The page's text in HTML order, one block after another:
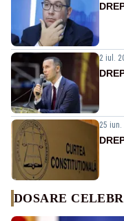
2 iul.
25 iun.
DOSARE